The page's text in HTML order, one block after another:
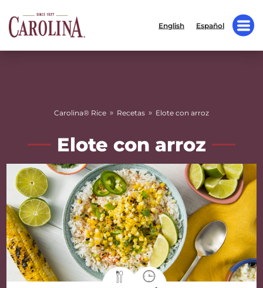
English Español
Carolina® Rice » Recetas » Elote con arroz
Elote con arroz